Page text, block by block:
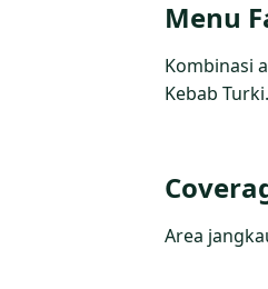
Menu
Kombinasi
Kebab Turki.
Area